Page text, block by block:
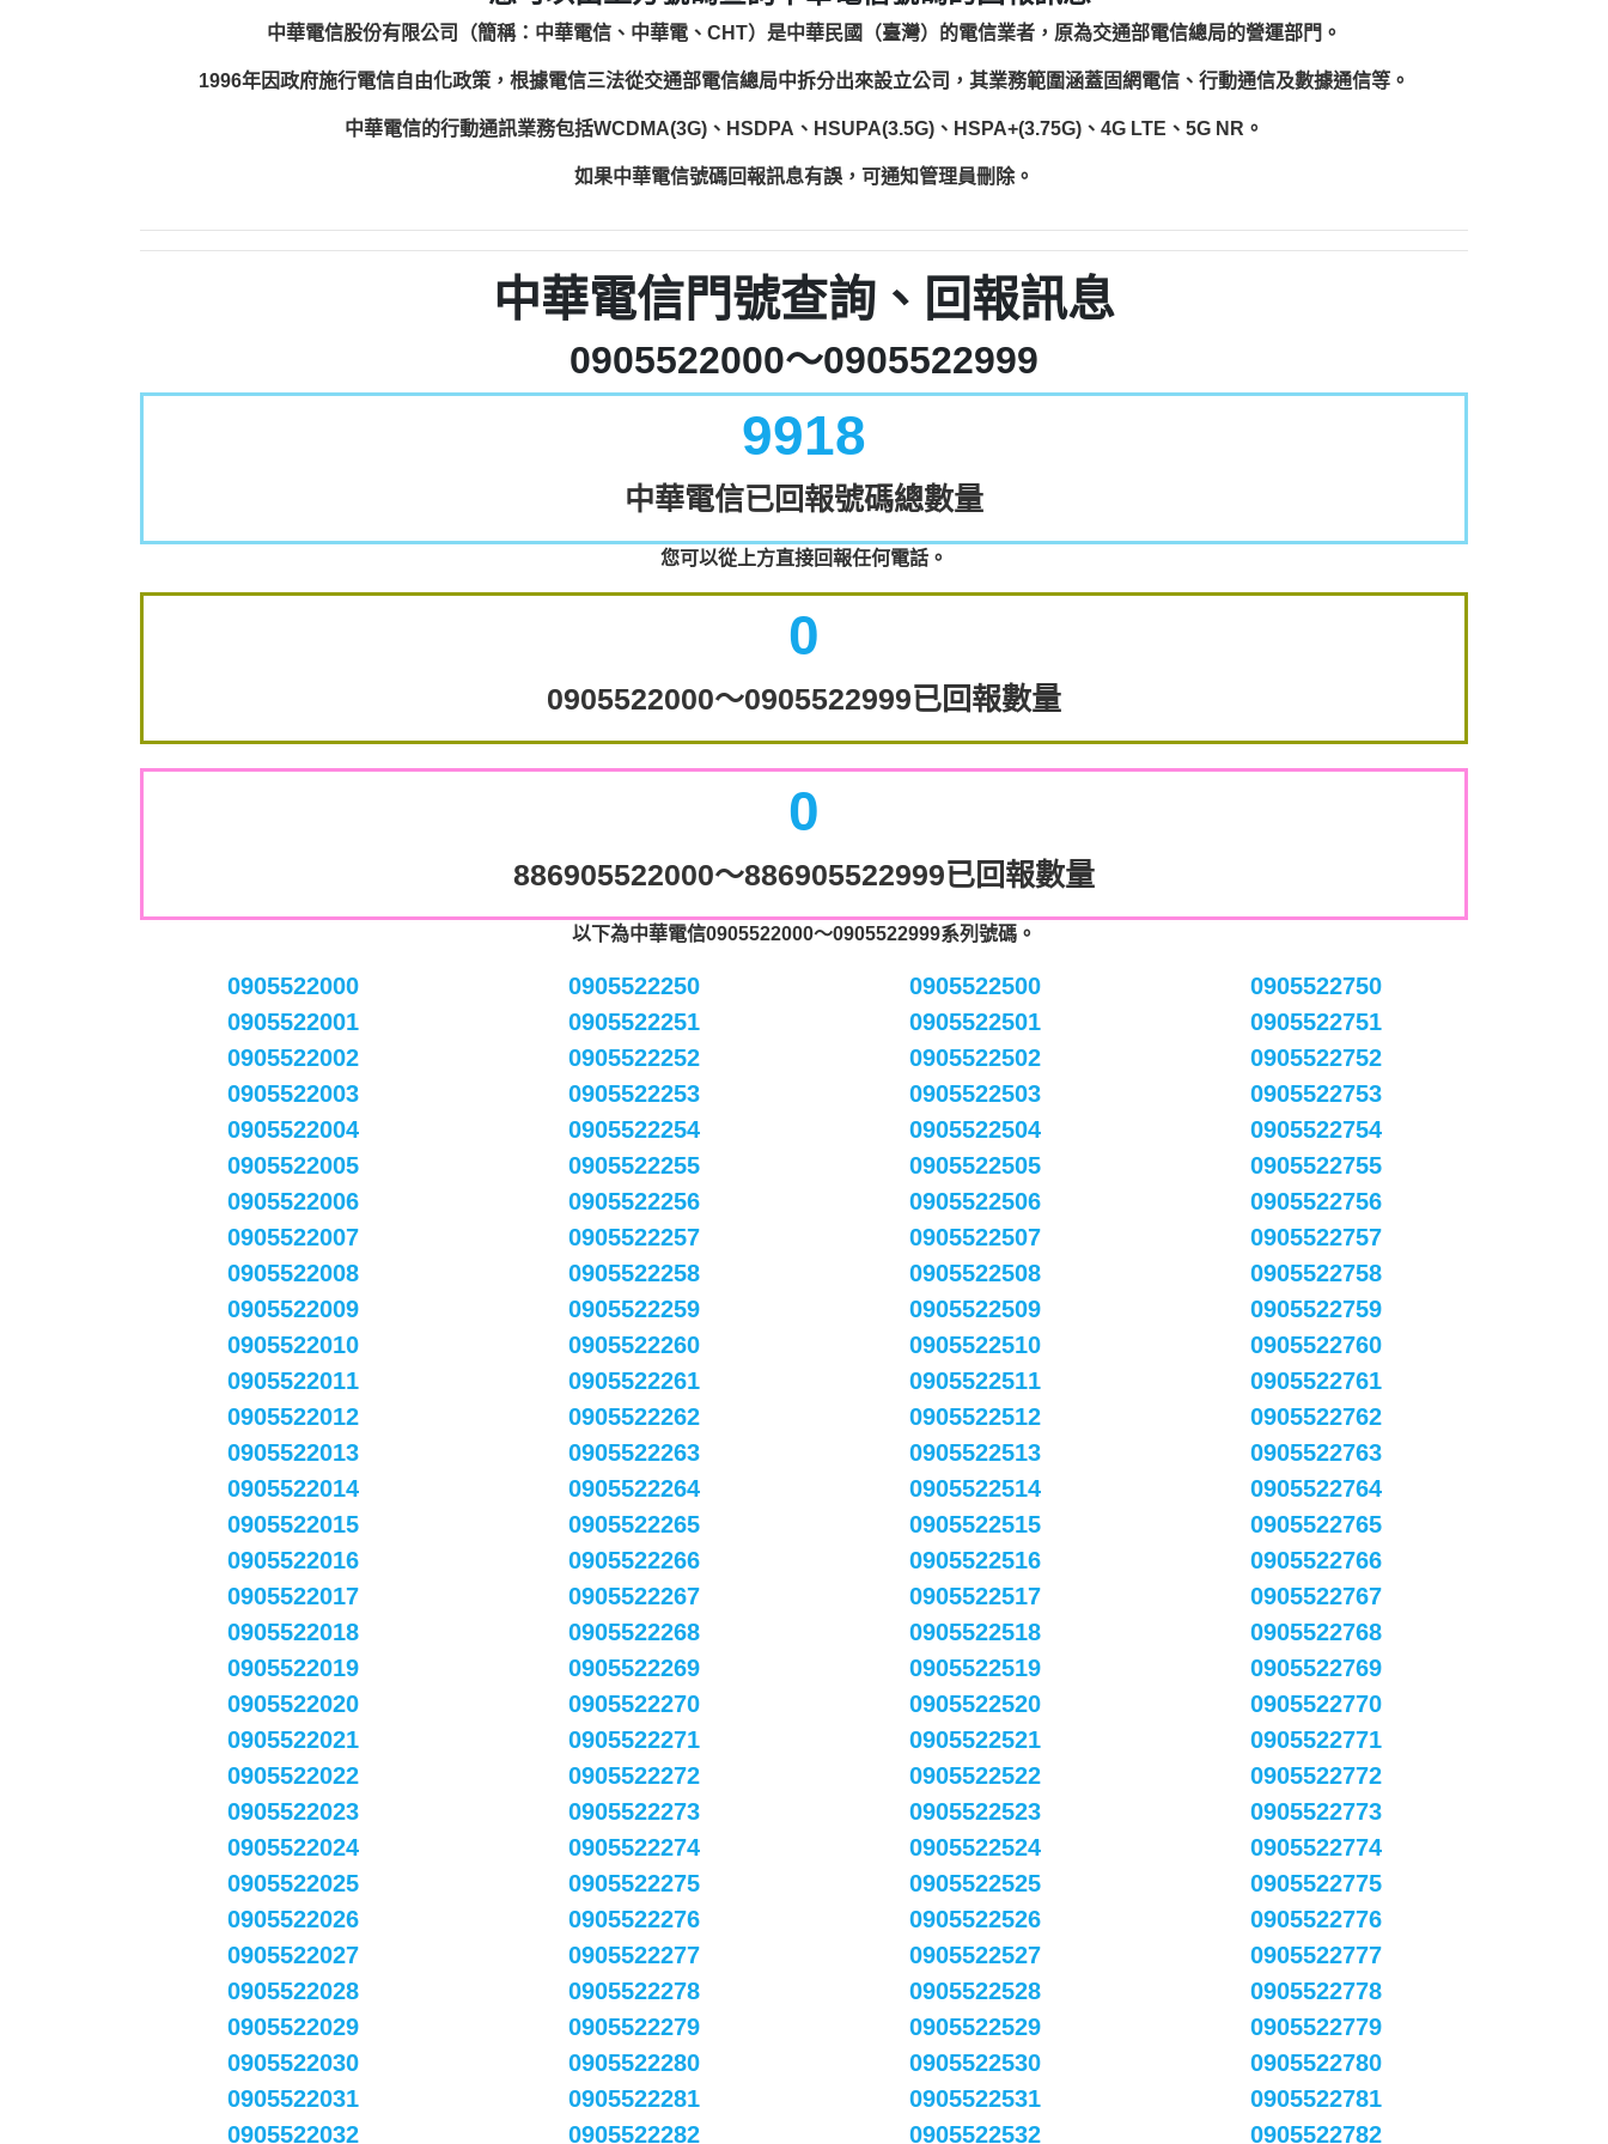
中華電信股份有限公司（簡稱：中華電信、中華電、CHT）是中華民國（臺灣）的電信業者，原為交通部電信總局的營運部門。
1996年因政府施行電信自由化政策，根據電信三法從交通部電信總局中拆分出來設立公司，其業務範圍涵蓋固網電信、行動通信及數據通信等。
中華電信的行動通訊業務包括WCDMA(3G)、HSDPA、HSUPA(3.5G)、HSPA+(3.75G)、4G LTE、5G NR。
如果中華電信號碼回報訊息有誤，可通知管理員刪除。
中華電信門號查詢、回報訊息
0905522000～0905522999
9918
中華電信已回報號碼總數量
您可以從上方直接回報任何電話。
0
0905522000～0905522999已回報數量
0
886905522000～886905522999已回報數量
以下為中華電信0905522000～0905522999系列號碼。
0905522000
0905522001
0905522002
0905522003
0905522004
0905522005
0905522006
0905522007
0905522008
0905522009
0905522010
0905522011
0905522012
0905522013
0905522014
0905522015
0905522016
0905522017
0905522018
0905522019
0905522020
0905522021
0905522022
0905522023
0905522024
0905522025
0905522026
0905522027
0905522028
0905522029
0905522030
0905522031
0905522032
0905522250
0905522251
0905522252
0905522253
0905522254
0905522255
0905522256
0905522257
0905522258
0905522259
0905522260
0905522261
0905522262
0905522263
0905522264
0905522265
0905522266
0905522267
0905522268
0905522269
0905522270
0905522271
0905522272
0905522273
0905522274
0905522275
0905522276
0905522277
0905522278
0905522279
0905522280
0905522281
0905522282
0905522500
0905522501
0905522502
0905522503
0905522504
0905522505
0905522506
0905522507
0905522508
0905522509
0905522510
0905522511
0905522512
0905522513
0905522514
0905522515
0905522516
0905522517
0905522518
0905522519
0905522520
0905522521
0905522522
0905522523
0905522524
0905522525
0905522526
0905522527
0905522528
0905522529
0905522530
0905522531
0905522532
0905522750
0905522751
0905522752
0905522753
0905522754
0905522755
0905522756
0905522757
0905522758
0905522759
0905522760
0905522761
0905522762
0905522763
0905522764
0905522765
0905522766
0905522767
0905522768
0905522769
0905522770
0905522771
0905522772
0905522773
0905522774
0905522775
0905522776
0905522777
0905522778
0905522779
0905522780
0905522781
0905522782